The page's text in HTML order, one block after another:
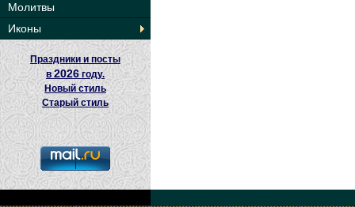
Молитвы
Иконы
Праздники и посты
в2026 году.
Новый стиль
Старый стиль